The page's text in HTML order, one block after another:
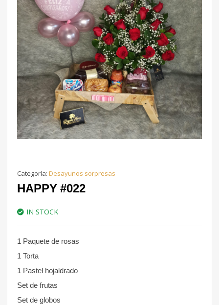
Categoría: Desayunos sorpresas
HAPPY #022
IN STOCK
1 Paquete de rosas
1 Torta
1 Pastel hojaldrado
Set de frutas
Set de globos